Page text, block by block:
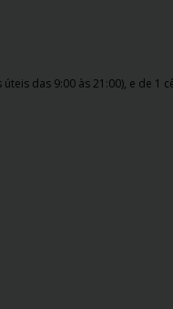
das 9:00 às 21:00), e de 1